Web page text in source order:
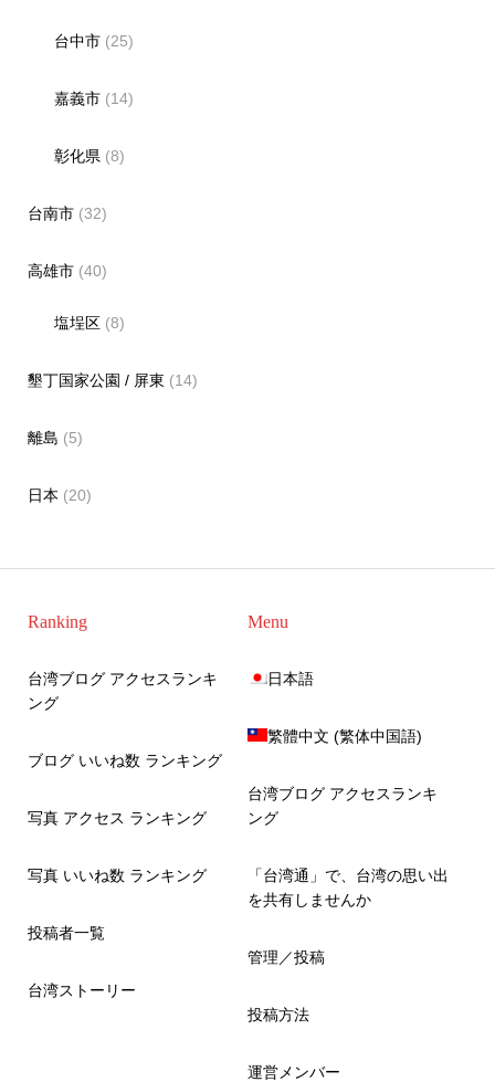
台中市 (25)
嘉義市 (14)
彰化県 (8)
台南市(32)
高雄市(40)
塩埕区 (8)
墾丁国家公園 / 屏東 (14)
離島 (5)
日本 (20)
Ranking
台湾ブログ アクセスランキ
ング
ブログ いいね数 ランキング
写真 アクセス ランキング
写真 いいね数 ランキング
投稿者一覧
台湾ストーリー
Menu
日本語
繁體中文 (繁体中国語)
台湾ブログ アクセスランキ
ング
「台湾通」で、台湾の思い出
を共有しませんか
管理／投稿
投稿方法
運営メンバー